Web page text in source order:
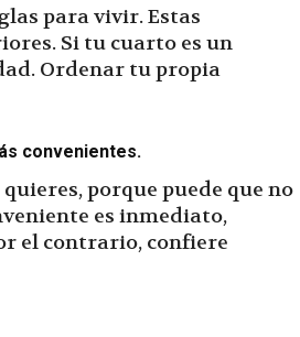
para vivir. Estas
Si tu cuarto es un
Ordenar tu propia
convenientes.
porque puede que no
es inmediato,
el contrario, confiere